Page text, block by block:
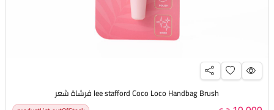
lee stafford Coco Loco Handbag Brush فرشاة شعر